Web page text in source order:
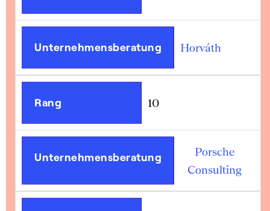
Unternehmensberatung Horváth
Rang 10
Unternehmensberatung
Porsche
Consulting